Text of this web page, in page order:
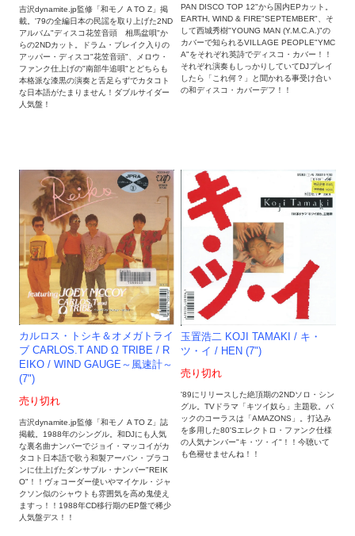
吉沢dynamite.jp監修「和モノ A TO Z」掲
載。'79の全編日本の民謡を取り上げた2ND
アルバム"ディスコ花笠音頭 相馬盆唄"か
らの2NDカット。ドラム・ブレイク入りの
アッパー・ディスコ"花笠音頭"、メロウ・
ファンク仕上げの"南部牛追唄"とどちらも
本格派な漆黒の演奏と舌足らずでカタコト
な日本語がたまりません！ダブルサイダー
人気盤！
PAN DISCO TOP 12"から国内EPカット。
EARTH, WIND & FIRE"SEPTEMBER"、そ
して西城秀樹"YOUNG MAN (Y.M.C.A.)"の
カバーで知られるVILLAGE PEOPLE"YMC
A"をそれぞれ英詩でディスコ・カバー！！
それぞれ演奏もしっかりしていてDJプレイ
したら「これ何？」と聞かれる事受け合い
の和ディスコ・カバーデフ！！
カルロス・トシキ＆オメガトライ
ブ CARLOS.T AND Ω TRIBE / R
EIKO / WIND GAUGE～風速計～
(7")
売り切れ
吉沢dynamite.jp監修「和モノ A TO Z」誌
掲載。1988年のシングル。和DJにも人気
な裏名曲ナンバーでジョイ・マッコイがカ
タコト日本語で歌う和製アーバン・ブラコ
ンに仕上げたダンサブル・ナンバー"REIK
O"！！ヴォコーダー使いやマイケル・ジャ
クソン似のシャウトも雰囲気を高め鬼使え
ますっ！！1988年CD移行期のEP盤で稀少
人気盤デス！！
玉置浩二 KOJI TAMAKI / キ・
ツ・イ / HEN (7")
売り切れ
'89にリリースした絶頂期の2NDソロ・シン
グル。TVドラマ「キツイ奴ら」主題歌。バ
ックのコーラスは「AMAZONS」。打込み
を多用した80'Sエレクトロ・ファンク仕様
の人気ナンバー"キ・ツ・イ"！！今聴いて
も色褪せませんね！！